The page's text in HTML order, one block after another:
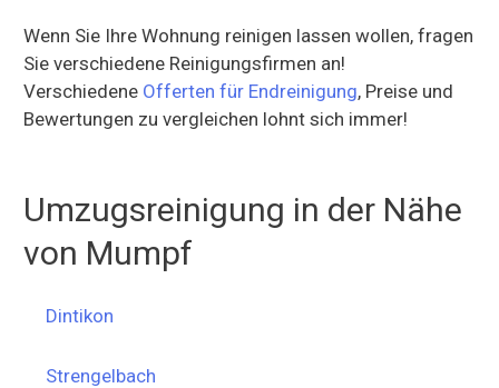
Wenn Sie Ihre Wohnung reinigen lassen wollen, fragen
Sie verschiedene Reinigungsfirmen an!
Verschiedene Offerten für Endreinigung, Preise und
Bewertungen zu vergleichen lohnt sich immer!
Umzugsreinigung in der Nähe
von Mumpf
Dintikon
Strengelbach